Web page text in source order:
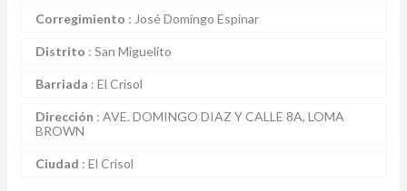
Corregimiento : José Domingo Espinar
Distrito : San Miguelito
Barriada : El Crisol
Dirección : AVE. DOMINGO DIAZ Y CALLE 8A, LOMA
BROWN
Ciudad : El Crisol